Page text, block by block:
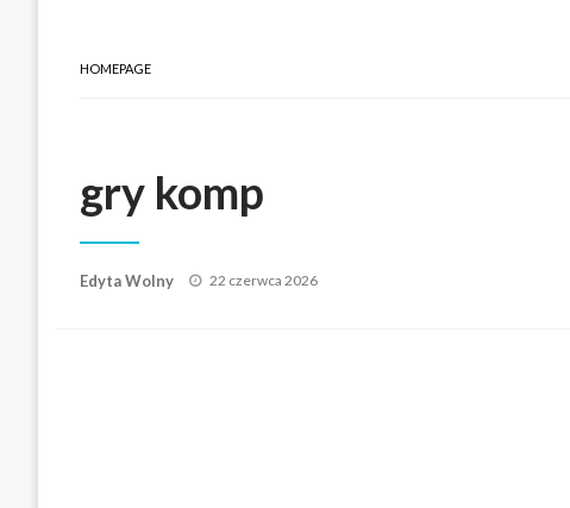
HOMEPAGE
gry komp
Edyta Wolny
Posted
22 czerwca 2026